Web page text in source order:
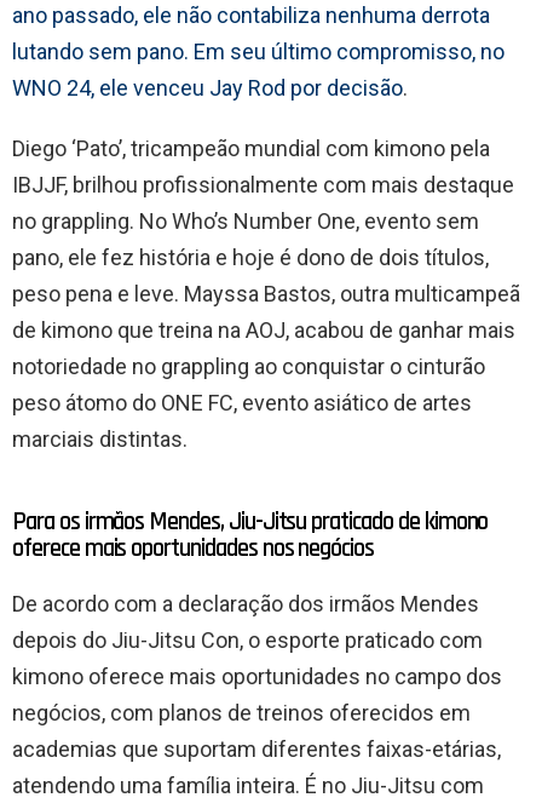
ano passado, ele não contabiliza nenhuma derrota
lutando sem pano. Em seu último compromisso, no
WNO 24, ele venceu Jay Rod por decisão.
Diego ‘Pato’, tricampeão mundial com kimono pela
IBJJF, brilhou profissionalmente com mais destaque
no grappling. No Who’s Number One, evento sem
pano, ele fez história e hoje é dono de dois títulos,
peso pena e leve. Mayssa Bastos, outra multicampeã
de kimono que treina na AOJ, acabou de ganhar mais
notoriedade no grappling ao conquistar o cinturão
peso átomo do ONE FC, evento asiático de artes
marciais distintas.
Para os irmãos Mendes, Jiu-Jitsu praticado de kimono
oferece mais oportunidades nos negócios
De acordo com a declaração dos irmãos Mendes
depois do Jiu-Jitsu Con, o esporte praticado com
kimono oferece mais oportunidades no campo dos
negócios, com planos de treinos oferecidos em
academias que suportam diferentes faixas-etárias,
atendendo uma família inteira. É no Jiu-Jitsu com